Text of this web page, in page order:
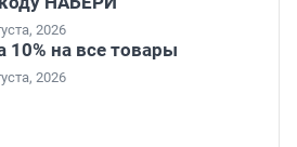
2026
10% на все товары
2026